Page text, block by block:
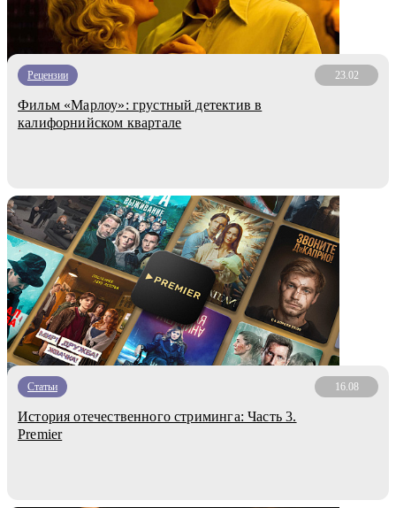
Рецензии 23.02
Фильм «Марлоу»: грустный детектив в
калифорнийском квартале
Статьи 16.08
История отечественного стриминга: Часть 3.
Premier